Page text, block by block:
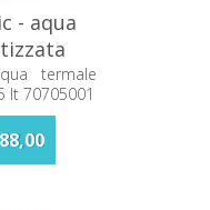
- aqua
termale
lt 70705001